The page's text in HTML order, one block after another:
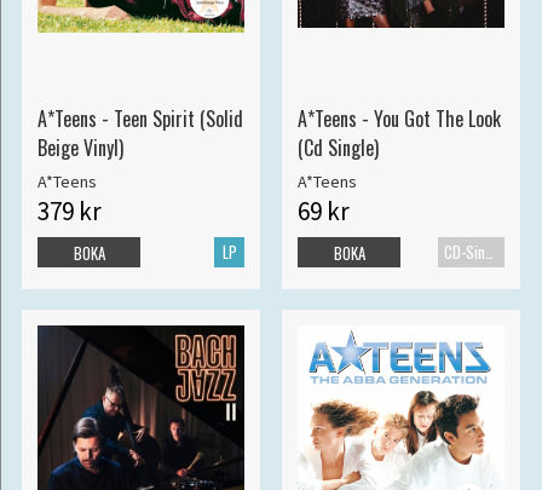
A*Teens - Teen Spirit (Solid
Beige Vinyl)
A*Teens
379 kr
LP
BOKA
A*Teens - You Got The Look
(Cd Single)
A*Teens
69 kr
BOKA